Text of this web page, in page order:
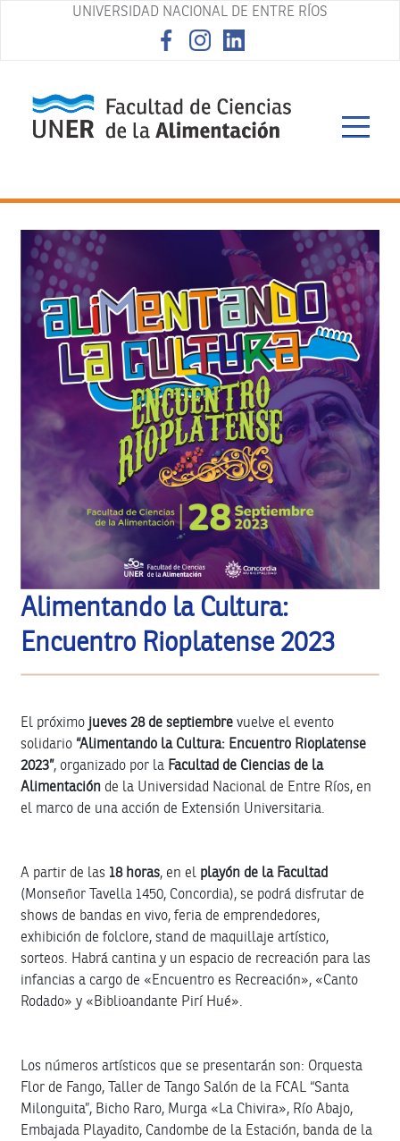
UNIVERSIDAD NACIONAL DE ENTRE RÍOS
asd
Alimentando la Cultura:
Encuentro Rioplatense 2023
El próximo jueves 28 de septiembre vuelve el evento
solidario “Alimentando la Cultura: Encuentro Rioplatense
2023”, organizado por la Facultad de Ciencias de la
Alimentación de la Universidad Nacional de Entre Ríos, en
el marco de una acción de Extensión Universitaria.
A partir de las 18 horas, en el playón de la Facultad
(Monseñor Tavella 1450, Concordia), se podrá disfrutar de
shows de bandas en vivo, feria de emprendedores,
exhibición de folclore, stand de maquillaje artístico,
sorteos. Habrá cantina y un espacio de recreación para las
infancias a cargo de «Encuentro es Recreación», «Canto
Rodado» y «Biblioandante Pirí Hué».
Los números artísticos que se presentarán son: Orquesta
Flor de Fango, Taller de Tango Salón de la FCAL “Santa
Milonguita”, Bicho Raro, Murga «La Chivira», Río Abajo,
Embajada Playadito, Candombe de la Estación, banda de la